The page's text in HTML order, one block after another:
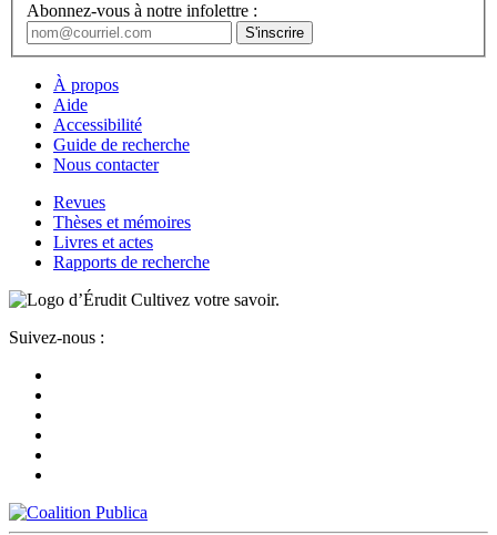
Abonnez-vous à notre infolettre :
À propos
Aide
Accessibilité
Guide de recherche
Nous contacter
Revues
Thèses et mémoires
Livres et actes
Rapports de recherche
Cultivez votre savoir.
Suivez-nous :